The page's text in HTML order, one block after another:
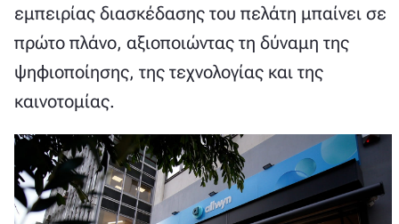
εμπειρίας διασκέδασης του πελάτη μπαίνει σε
πρώτο πλάνο, αξιοποιώντας τη δύναμη της
ψηφιοποίησης, της τεχνολογίας και της
καινοτομίας.